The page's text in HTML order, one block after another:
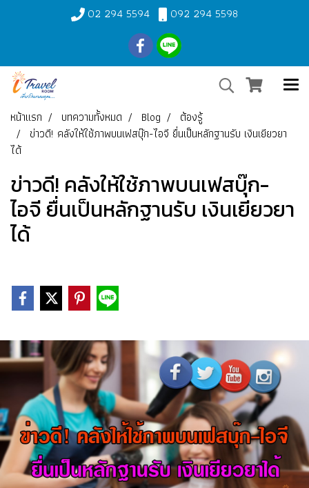
02 294 5594 092 294 5598
หน้าแรก บทความทั้งหมด Blog
ต้องรู้
ข่าวดี! คลังให้ใช้ภาพบนเฟสบุ๊ก-ไอจี ยื่นเป็นหลักฐานรับ เงินเยียวยา
ได้
ข่าวดี! คลังให้ใช้ภาพบนเฟสบุ๊ก-
ไอจี ยื่นเป็นหลักฐานรับ เงินเยียวยา
ได้